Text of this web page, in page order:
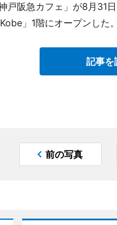
戸阪急カフェ」が8月31
」1階にオープンした。
記事を
前の写真